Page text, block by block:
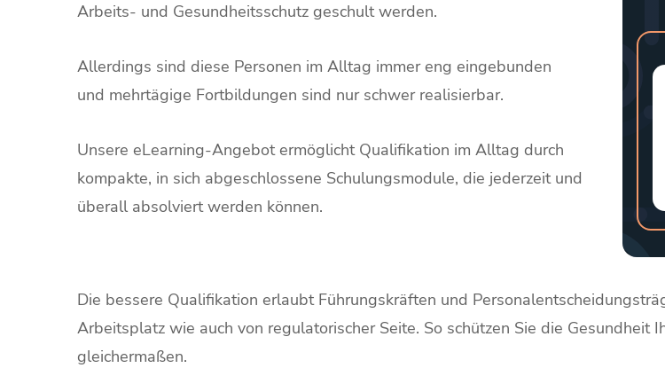
Arbeits- und Gesundheitsschutz geschult werden.
Allerdings sind diese Personen im Alltag immer eng eingebunden
und mehrtägige Fortbildungen sind nur schwer realisierbar.
Unsere eLearning-Angebot ermöglicht Qualifikation im Alltag durch
kompakte, in sich abgeschlossene Schulungsmodule, die jederzeit und
überall absolviert werden können.
Die bessere Qualifikation erlaubt Führungskräften und
Arbeitsplatz wie auch von regulatorischer Seite. So schützen Sie die
gleichermaßen.